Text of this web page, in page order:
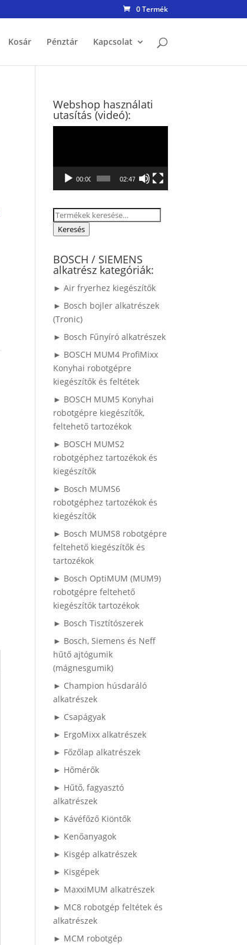
0 Termék
Kosár Pénztár Kapcsolat
Webshop használati
utasítás (videó):
00:00 02:47
Keresés
Keresés
BOSCH / SIEMENS
alkatrész kategóriák:
► Air fryerhez kiegészítők
► Bosch bojler alkatrészek
(Tronic)
► Bosch Fűnyíró alkatrészek
► BOSCH MUM4 ProfiMixx
Konyhai robotgépre
kiegészítők és feltétek
► BOSCH MUM5 Konyhai
robotgépre kiegészítők,
feltehető tartozékok
► BOSCH MUMS2
robotgéphez tartozékok és
kiegészítők
► Bosch MUMS6
robotgéphez tartozékok és
kiegészítők
► Bosch MUMS8 robotgépre
feltehető kiegészítők és
tartozékok
► Bosch OptiMUM (MUM9)
robotgépre feltehető
kiegészítők tartozékok
► Bosch Tisztítószerek
► Bosch, Siemens és Neff
hűtő ajtógumik
(mágnesgumik)
► Champion húsdaráló
alkatrészek
► Csapágyak
► ErgoMixx alkatrészek
► Főzőlap alkatrészek
► Hőmérők
► Hűtő, fagyasztó
alkatrészek
► Kávéfőző Kiöntők
► Kenőanyagok
► Kisgép alkatrészek
► Kisgépek
► MaxxiMUM alkatrészek
► MC8 robotgép feltétek és
alkatrészek
► MCM robotgép